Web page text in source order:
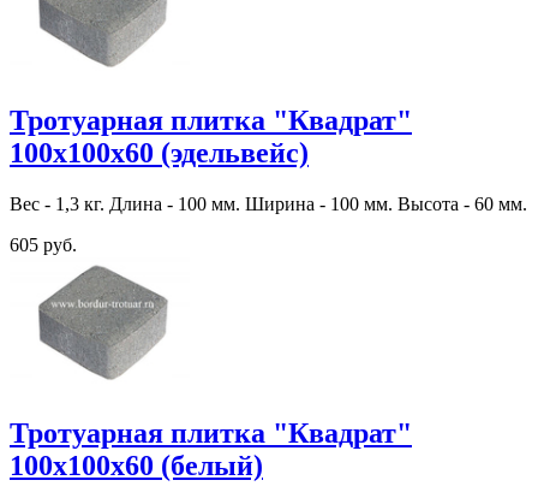
Тротуарная плитка "Квадрат"
100х100х60 (эдельвейс)
Вес - 1,3 кг. Длина - 100 мм. Ширина - 100 мм. Высота - 60 мм.
605 руб.
Тротуарная плитка "Квадрат"
100х100х60 (белый)